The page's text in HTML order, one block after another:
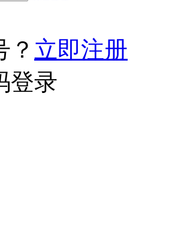
？ 立即注册
登录